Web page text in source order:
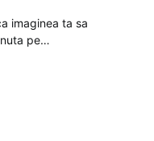
imaginea ta sa
pe…